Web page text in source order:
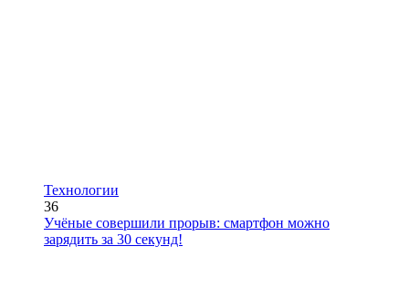
Технологии
36
Учёные совершили прорыв: смартфон можно
зарядить за 30 секунд!